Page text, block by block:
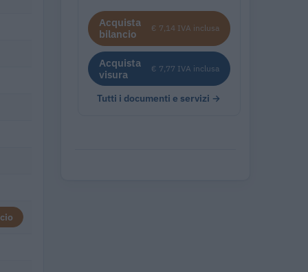
Acquista
bilancio
€ 7,14 IVA inclusa
Acquista
visura
€ 7,77 IVA inclusa
Tutti i documenti e servizi →